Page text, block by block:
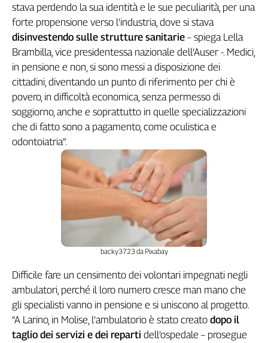
Collettiva
Talk
La
settimana
Collettiva
Girasoli
Sassolino
Linea
Economica
Tech
Le
trasmissioni
tv
Work
in
Progress
stava perdendo la sua identità e le sue peculiarità, per una
forte propensione verso l’industria, dove si stava
disinvestendo sulle strutture sanitarie – spiega Lella
Brambilla, vice presidentessa nazionale dell’Auser -. Medici,
in pensione e non, si sono messi a disposizione dei
cittadini, diventando un punto di riferimento per chi è
povero, in difficoltà economica, senza permesso di
soggiorno, anche e soprattutto in quelle specializzazioni
che di fatto sono a pagamento, come oculistica e
odontoiatria”.
backy3723 da Pixabay
Difficile fare un censimento dei volontari impegnati negli
ambulatori, perché il loro numero cresce man mano che
gli specialisti vanno in pensione e si uniscono al progetto.
“A Larino, in Molise, l’ambulatorio è stato creato dopo il
taglio dei servizi e dei reparti dell’ospedale – prosegue